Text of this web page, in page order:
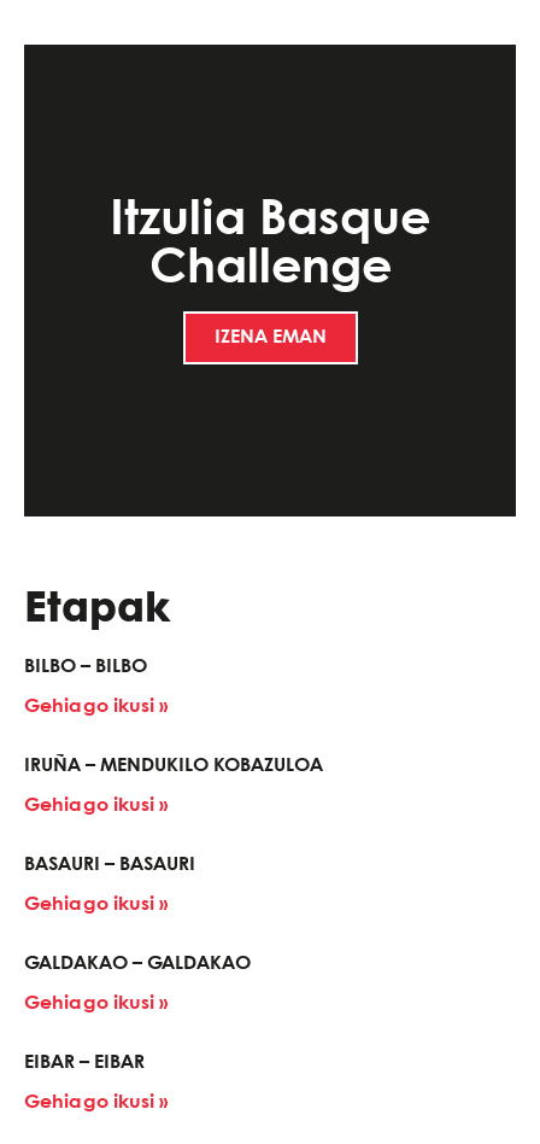
Itzulia Basque
Challenge
IZENA EMAN
Etapak
BILBO – BILBO
Gehiago ikusi »
IRUÑA – MENDUKILO KOBAZULOA
Gehiago ikusi »
BASAURI – BASAURI
Gehiago ikusi »
GALDAKAO – GALDAKAO
Gehiago ikusi »
EIBAR – EIBAR
Gehiago ikusi »